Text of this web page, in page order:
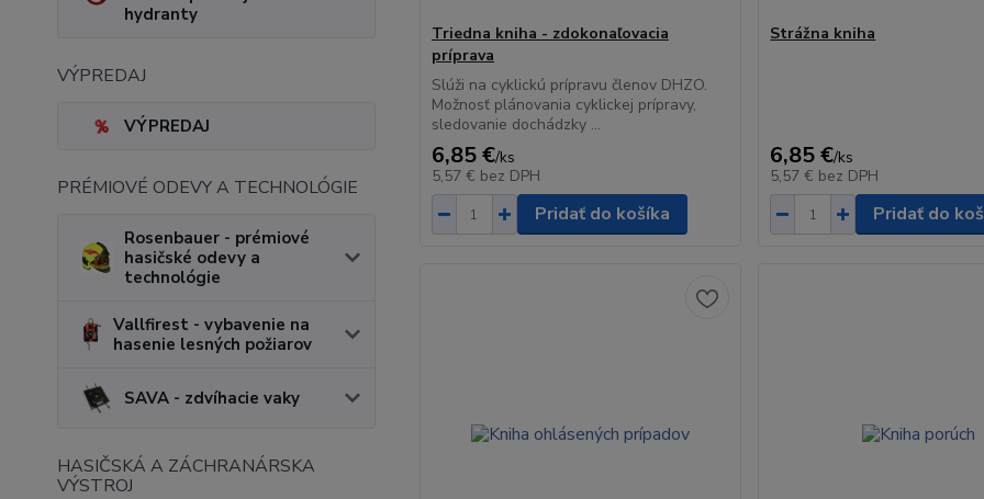
hydranty
VÝPREDAJ
VÝPREDAJ
PRÉMIOVÉ ODEVY A TECHNOLÓGIE
Rosenbauer - prémiové
hasičské odevy a
technológie
Vallfirest - vybavenie na
hasenie lesných požiarov
SAVA - zdvíhacie vaky
HASIČSKÁ A ZÁCHRANÁRSKA
VÝSTROJ
Triedna kniha - zdokonaľovacia
príprava
Slúži na cyklickú prípravu členov DHZO.
Možnosť plánovania cyklickej prípravy,
sledovanie dochádzky ...
6,85 €/ks
5,57 € bez DPH
Pridať do košíka
Strážna kniha
6,85 €/ks
5,57 € bez DPH
Pridať do